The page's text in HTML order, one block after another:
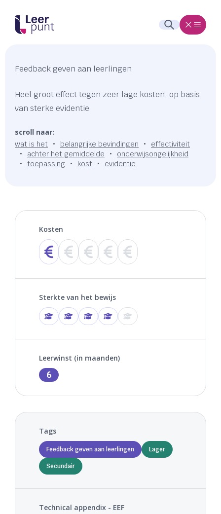
Feedback geven aan leerlingen
Heel groot effect tegen zeer lage kosten, op basis
van sterke evidentie
scroll naar:
wat is het belangrijke bevindingen
effectiviteit
achter het gemiddelde
onderwijsongelijkheid
toepassing
kost evidentie
Kosten
Sterkte van het bewijs
Leerwinst (in maanden)
6
Tags
Feedback geven aan leerlingen Lager
Secundair
Technical appendix - EEF